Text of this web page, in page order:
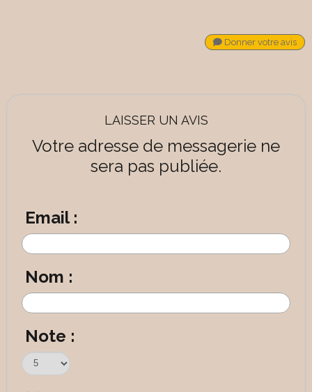
Donner votre avis
LAISSER UN AVIS
Votre adresse de messagerie ne
sera pas publiée.
Email :
Nom :
Note :